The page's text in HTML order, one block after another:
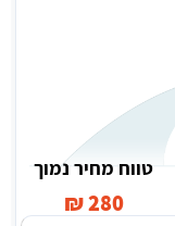
טווח מחיר נמוך
280 ₪